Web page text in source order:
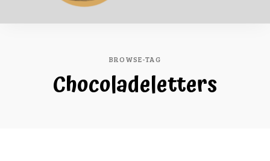
Alledaagse
BROWSE-TAG
Chocoladeletters